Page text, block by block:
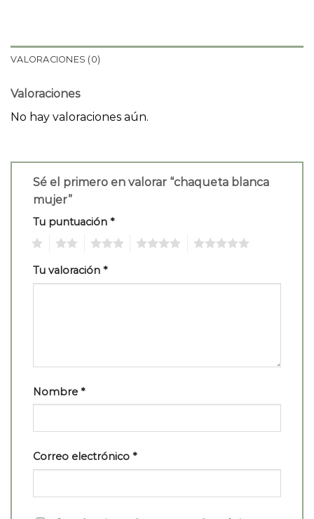
VALORACIONES (0)
Valoraciones
No hay valoraciones aún.
Sé el primero en valorar “chaqueta blanca
mujer”
Tu puntuación *
Tu valoración *
Nombre *
Correo electrónico *